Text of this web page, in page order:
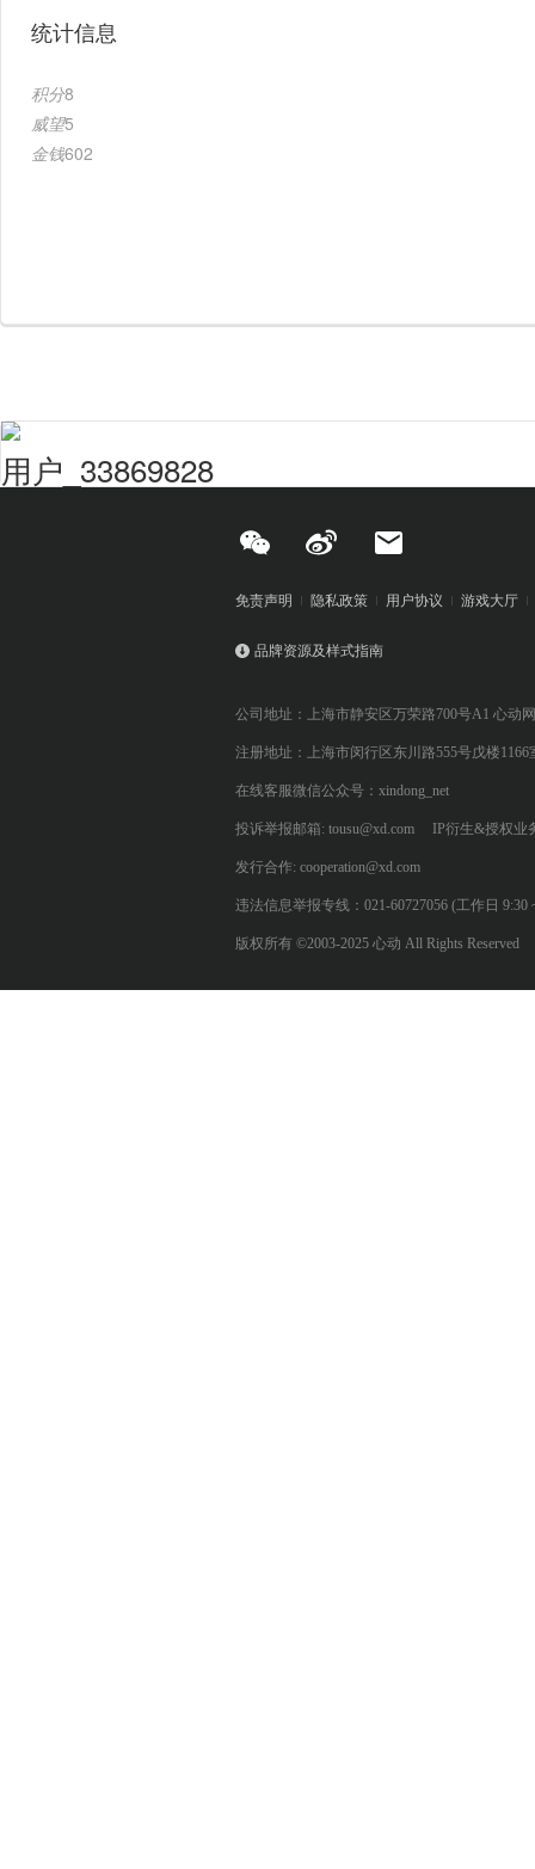
统计信息
积分8
威望5
金钱602
用户_33869828
免责声明 隐私政策 用户协议 游戏大厅
品牌资源及样式指南
公司地址：上海市静安区万荣路700号A1 心动
注册地址：上海市闵行区东川路555号戊楼1166
在线客服微信公众号：xindong_net
投诉举报邮箱: tousu@xd.com IP衍生&授权业
发行合作: cooperation@xd.com
违法信息举报专线：021-60727056 (工作日 9:30
版权所有 ©2003-2025 心动 All Rights Reserved